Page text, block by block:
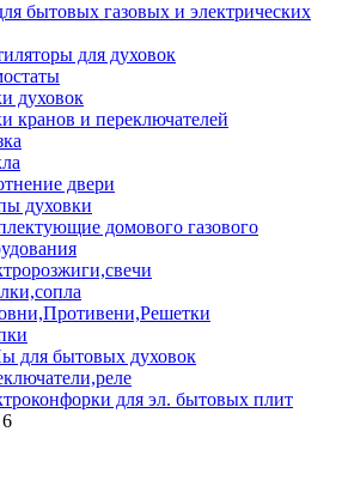
бытовых газовых и электрических
для духовок
духовок
кранов и переключателей
двери
духовки
домового газового
для бытовых духовок
для эл. бытовых плит